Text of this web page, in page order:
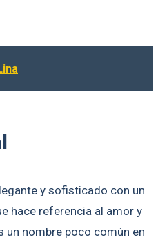
y sofisticado con un
hace referencia al amor y
un nombre poco común en